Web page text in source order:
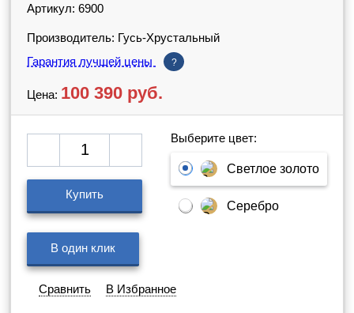
Артикул: 6900
Производитель: Гусь-Хрустальный
Гарантия лучшей цены
?
Цена: 100 390 руб.
Выберите цвет:
Светлое золото
Серебро
Купить
В один клик
Сравнить В Избранное